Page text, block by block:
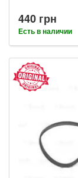
440 грн
Есть в наличии